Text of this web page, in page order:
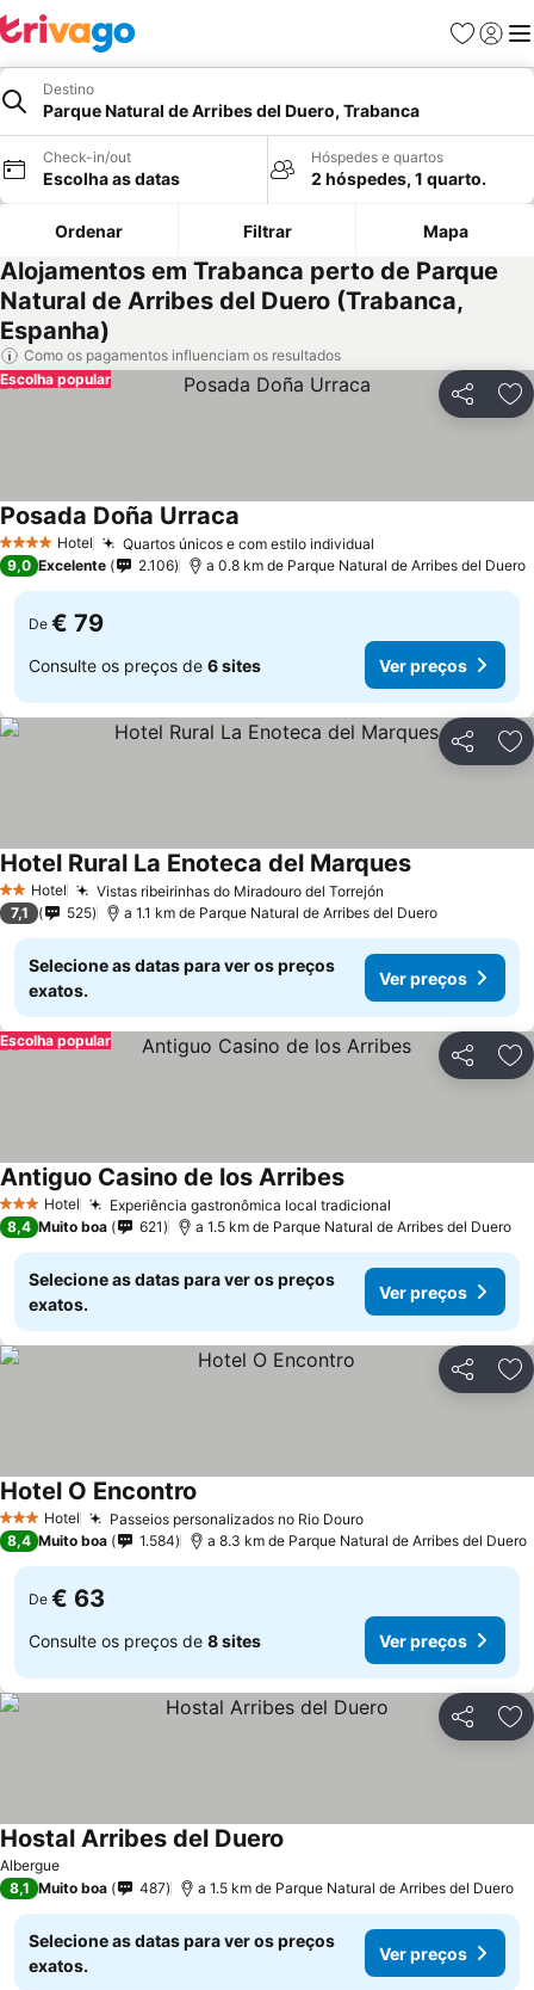
Favoritos
Iniciar
Destino
Parque Natural de Arribes del Duero, Trabanca
Check-in/out
Escolha as datas
Hóspedes e quartos
2 hóspedes, 1 quarto.
Ordenar Filtrar Mapa
Alojamentos em Trabanca perto de Parque
Natural de Arribes del Duero (Trabanca,
Espanha)
Como os pagamentos influenciam os resultados
Partilhar
Escolha popular
4 EstrelasHotel Quartos únicos e com estilo individual
Posada Doña Urraca
9,0 Excelente 2.106 a 0.8 km de Parque Natural de Arribes del Duero
De € 79
Consulte os preços de 6 sites Ver preços
Partilhar
2 Estrelas
Hotel Vistas ribeirinhas do Miradouro del Torrejón
Hotel Rural La Enoteca del Marques
7,1 525 a 1.1 km de Parque Natural de Arribes del Duero
Selecione as datas para ver os preços
exatos.
Ver preços
Partilhar
Escolha popular
3 EstrelasHotel Experiência gastronômica local tradicional
Antiguo Casino de los Arribes
8,4 Muito boa 621 a 1.5 km de Parque Natural de Arribes del Duero
Selecione as datas para ver os preços
exatos.
Ver preços
Partilhar
3 EstrelasHotel Passeios personalizados no Rio Douro
Hotel O Encontro
8,4 Muito boa 1.584 a 8.3 km de Parque Natural de Arribes del Duero
De € 63
Consulte os preços de 8 sites Ver preços
Partilhar
Albergue
Hostal Arribes del Duero
8,1 Muito boa 487 a 1.5 km de Parque Natural de Arribes del Duero
Selecione as datas para ver os preços
exatos.
Ver preços